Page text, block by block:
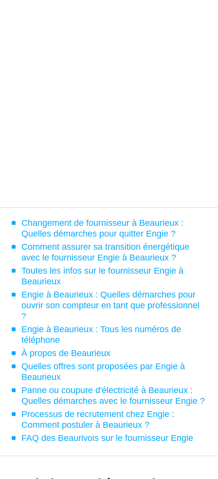
Changement de fournisseur à Beaurieux :
Quelles démarches pour quitter Engie ?
Comment assurer sa transition énergétique
avec le fournisseur Engie à Beaurieux ?
Toutes les infos sur le fournisseur Engie à
Beaurieux
Engie à Beaurieux : Quelles démarches pour
ouvrir son compteur en tant que professionnel
?
Engie à Beaurieux : Tous les numéros de
téléphone
À propos de Beaurieux
Quelles offres sont proposées par Engie à
Beaurieux
Panne ou coupure d'électricité à Beaurieux :
Quelles démarches avec le fournisseur Engie ?
Processus de recrutement chez Engie :
Comment postuler à Beaurieux ?
FAQ des Beaurivois sur le fournisseur Engie